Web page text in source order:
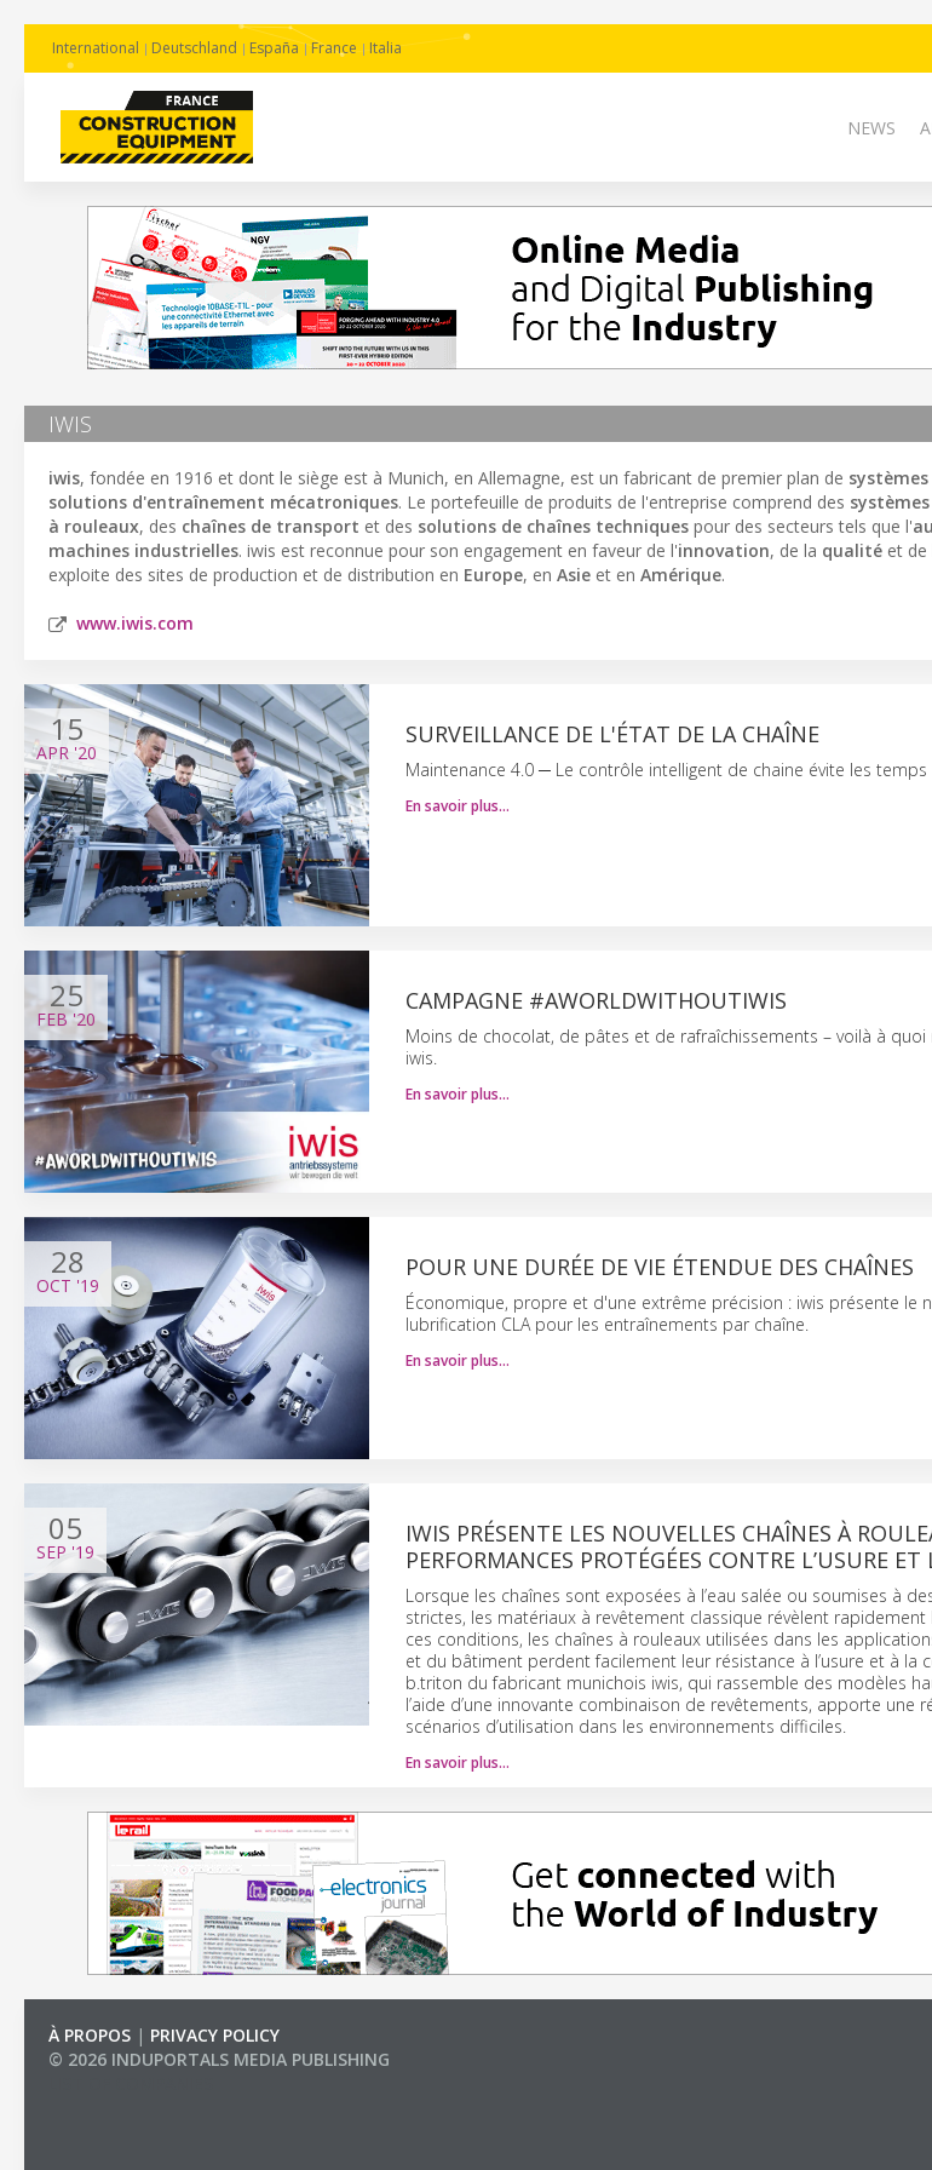
International Deutschland España France Italia
NEWS
IWIS
iwis, fondée en 1916 et dont le siège est à Munich, en Allemagne, est un fabricant de premier plan de
solutions d'entraînement mécatroniques. Le portefeuille de produits de l'entreprise comprend des
à rouleaux, des chaînes de transport et des solutions de chaînes techniques pour des secteurs tels que l'
machines industrielles. iwis est reconnue pour son engagement en faveur de l'innovation, de la qualité et de
exploite des sites de production et de distribution en Europe, en Asie et en Amérique.
www.iwis.com
15
APR '20
SURVEILLANCE DE L'ÉTAT DE LA CHAÎNE
Maintenance 4.0 ─ Le contrôle intelligent de chaine évite les
En savoir plus…
25
FEB'20
CAMPAGNE #AWORLDWITHOUTIWIS
Moins de chocolat, de pâtes et de rafraîchissements – voilà à
iwis.
En savoir plus…
28
OCT '19
POUR UNE DURÉE DE VIE ÉTENDUE DES CHAÎNES
Économique, propre et d'une extrême précision : iwis présente le
lubrification CLA pour les entraînements par chaîne.
En savoir plus…
05
SEP '19
IWIS PRÉSENTE LES NOUVELLES CHAÎNES À
PERFORMANCES PROTÉGÉES CONTRE L’USURE
Lorsque les chaînes sont exposées à l’eau salée ou soumises à
strictes, les matériaux à revêtement classique révèlent
ces conditions, les chaînes à rouleaux utilisées dans les
et du bâtiment perdent facilement leur résistance à l’usure et à la
b.triton du fabricant munichois iwis, qui rassemble des modèles
l’aide d’une innovante combinaison de revêtements, apporte une
scénarios d’utilisation dans les environnements difficiles.
En savoir plus…
À PROPOS | PRIVACY POLICY
© 2026 INDUPORTALS MEDIA PUBLISHING